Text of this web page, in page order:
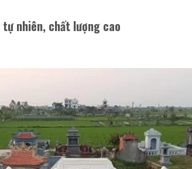
nhiên, chất lượng cao